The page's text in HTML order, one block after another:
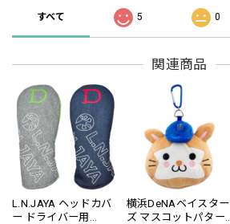
すべて 5 0
関連商品
L.N.JAYA ヘッドカバ
ー ドライバー用
横浜DeNAベイスター
ズ マスコットパター